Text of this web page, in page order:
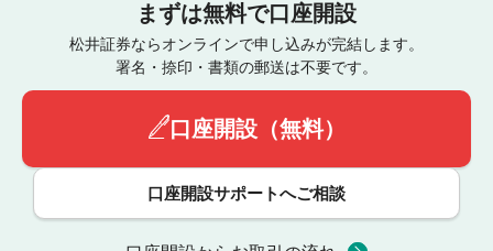
まずは無料で口座開設
松井証券ならオンラインで申し込みが完結します。
署名・捺印・書類の郵送は不要です。
口座開設（無料）
口座開設サポートへご相談